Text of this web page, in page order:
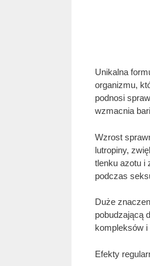
Unikalna
organizmu,
podnosi
wzmacnia
Wzrost
lutropiny,
tlenku azotu i
podczas
Duże
pobudzającą
kompleksów i
Efekty